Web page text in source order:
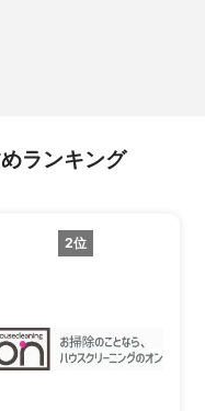
ランキング
2位